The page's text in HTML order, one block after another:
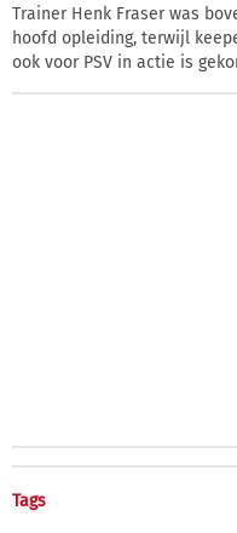
Trainer Henk Fraser was
hoofd opleiding, terwijl
ook voor PSV in actie is
Tags